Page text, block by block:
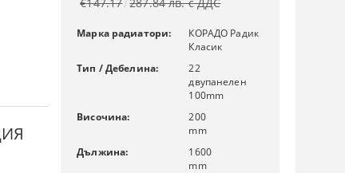
Марка радиатори:
КОРАДО Радик
Класик
Тип / Дебелина:
22
двупанелен
100mm
Височина:
200
mm
Дължина:
1600
mm